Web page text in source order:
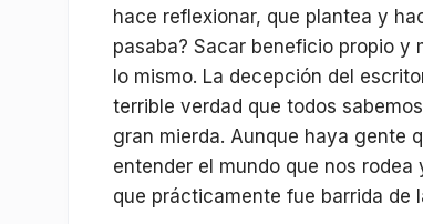
hace reflexionar, que plantea y
pasaba? Sacar beneficio propio y
lo mismo. La decepción del
terrible verdad que todos
gran mierda. Aunque haya gente
entender el mundo que nos
que prácticamente fue barrida de